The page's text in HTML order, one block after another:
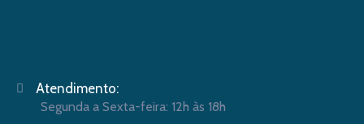
Atendimento:
Segunda a Sexta-feira: 12h às 18h